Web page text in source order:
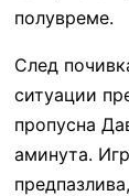
полувреме.
След
ситуации
пропусна
аминута.